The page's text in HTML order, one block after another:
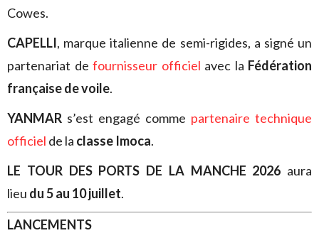
Cowes.
CAPELLI, marque italienne de semi-rigides, a signé un
partenariat de fournisseur officiel avec la Fédération
française de voile.
YANMAR s’est engagé comme partenaire technique
officiel de la classe Imoca.
LE TOUR DES PORTS DE LA MANCHE 2026 aura
lieu du 5 au 10 juillet.
LANCEMENTS